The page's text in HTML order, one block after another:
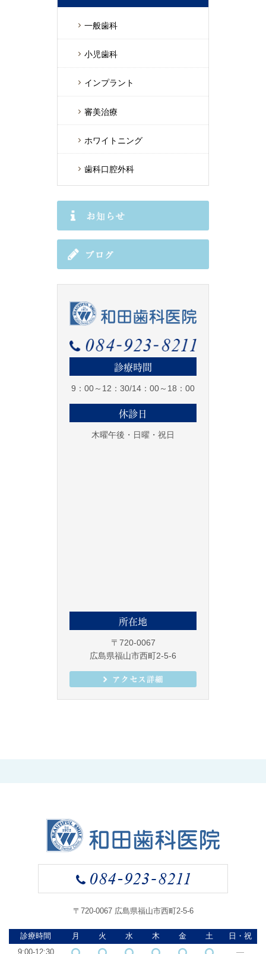
一般歯科
小児歯科
インプラント
審美治療
ホワイトニング
歯科口腔外科
診療時間
9：00～12：30/14：00～18：00
休診日
木曜午後・日曜・祝日
所在地
〒720-0067
広島県福山市西町2-5-6
〒720-0067 広島県福山市西町2-5-6
診療時間 月 火 水 木 金 土
日・祝
9:00-12:30